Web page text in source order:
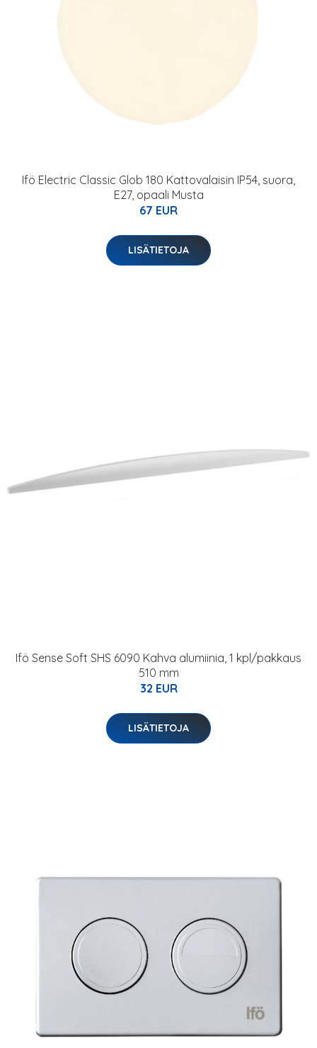
Ifö Electric Classic Glob 180 Kattovalaisin IP54, suora,
E27, opaali Musta
67 EUR
LISÄTIETOJA
Ifö Sense Soft SHS 6090 Kahva alumiinia, 1 kpl/pakkaus
510 mm
32 EUR
LISÄTIETOJA